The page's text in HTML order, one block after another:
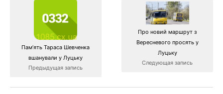
Пам’ять Тараса Шевченка
вшанували у Луцьку
Предыдущая запись
Про новий маршрут з
Вересневого просять у
Луцьку
Следующая запись